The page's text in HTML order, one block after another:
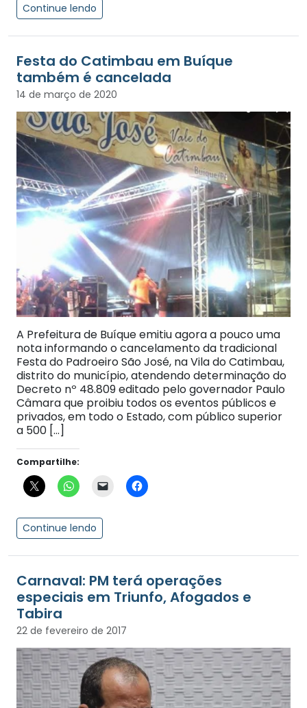
Continue lendo
Festa do Catimbau em Buíque
também é cancelada
14 de março de 2020
A Prefeitura de Buíque emitiu agora a pouco uma
nota informando o cancelamento da tradicional
Festa do Padroeiro São José, na Vila do Catimbau,
distrito do município, atendendo determinação do
Decreto nº 48.809 editado pelo governador Paulo
Câmara que proibiu todos os eventos públicos e
privados, em todo o Estado, com público superior
a 500 […]
Compartilhe:
Continue lendo
Carnaval: PM terá operações
especiais em Triunfo, Afogados e
Tabira
22 de fevereiro de 2017